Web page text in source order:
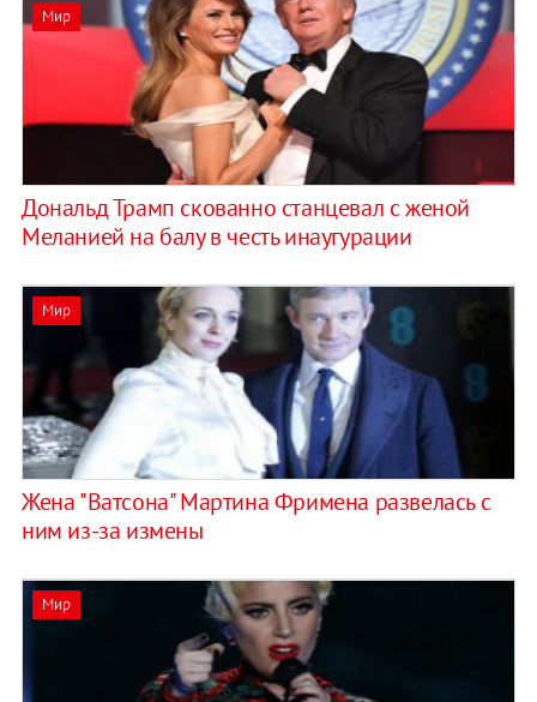
Мир
Дональд Трамп скованно станцевал с женой
Меланией на балу в честь инаугурации
Мир
Жена "Ватсона" Мартина Фримена развелась с
ним из-за измены
Мир